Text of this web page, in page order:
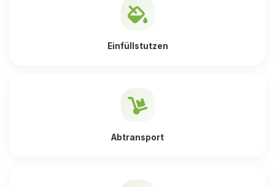
Einfüllstutzen
Abtransport